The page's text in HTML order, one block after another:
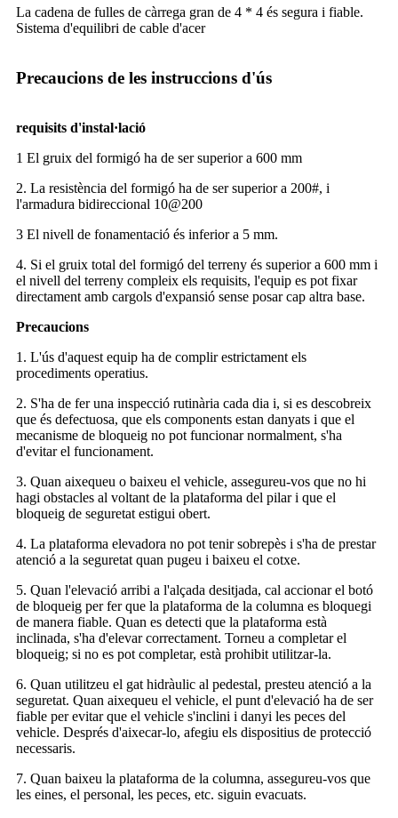
La cadena de fulles de càrrega gran de 4 * 4 és segura i fiable.
Sistema d'equilibri de cable d'acer
Precaucions de les instruccions d'ús
requisits d'instal·lació
1 El gruix del formigó ha de ser superior a 600 mm
2. La resistència del formigó ha de ser superior a 200#, i
l'armadura bidireccional 10@200
3 El nivell de fonamentació és inferior a 5 mm.
4. Si el gruix total del formigó del terreny és superior a 600 mm i
el nivell del terreny compleix els requisits, l'equip es pot fixar
directament amb cargols d'expansió sense posar cap altra base.
Precaucions
1. L'ús d'aquest equip ha de complir estrictament els
procediments operatius.
2. S'ha de fer una inspecció rutinària cada dia i, si es descobreix
que és defectuosa, que els components estan danyats i que el
mecanisme de bloqueig no pot funcionar normalment, s'ha
d'evitar el funcionament.
3. Quan aixequeu o baixeu el vehicle, assegureu-vos que no hi
hagi obstacles al voltant de la plataforma del pilar i que el
bloqueig de seguretat estigui obert.
4. La plataforma elevadora no pot tenir sobrepès i s'ha de prestar
atenció a la seguretat quan pugeu i baixeu el cotxe.
5. Quan l'elevació arribi a l'alçada desitjada, cal accionar el botó
de bloqueig per fer que la plataforma de la columna es bloquegi
de manera fiable. Quan es detecti que la plataforma està
inclinada, s'ha d'elevar correctament. Torneu a completar el
bloqueig; si no es pot completar, està prohibit utilitzar-la.
6. Quan utilitzeu el gat hidràulic al pedestal, presteu atenció a la
seguretat. Quan aixequeu el vehicle, el punt d'elevació ha de ser
fiable per evitar que el vehicle s'inclini i danyi les peces del
vehicle. Després d'aixecar-lo, afegiu els dispositius de protecció
necessaris.
7. Quan baixeu la plataforma de la columna, assegureu-vos que
les eines, el personal, les peces, etc. siguin evacuats.